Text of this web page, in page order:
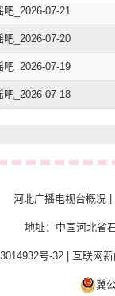
吧_2026-07-21
吧_2026-07-20
吧_2026-07-19
吧_2026-07-18
河北广播电视台概况|
地址：中国河北省
号-32 互联网
冀